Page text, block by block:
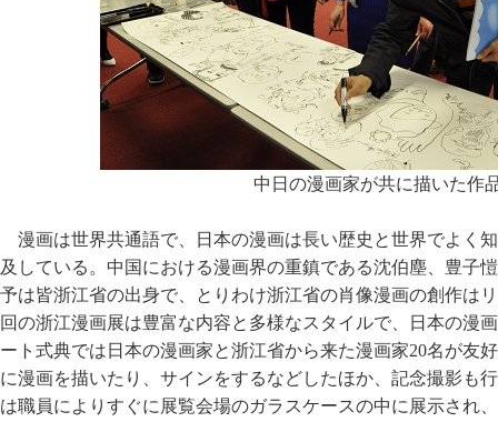
中日の漫画家が共に描いた作
漫画は世界共通語で、日本の漫画は長い歴史と世界でよく
及している。中国における漫画界の重鎮である沈伯塵、豊子
予は皆浙江省の出身で、とりわけ浙江省の肖像漫画の創作は
回の浙江漫画展は豊富な内容と多様なスタイルで、日本の漫
ート式典では日本の漫画家と浙江省から来た漫画家20名が友
に漫画を描いたり、サインをするなどしたほか、記念撮影も
は職員によりすぐに展覧会場のガラスケースの中に展示され